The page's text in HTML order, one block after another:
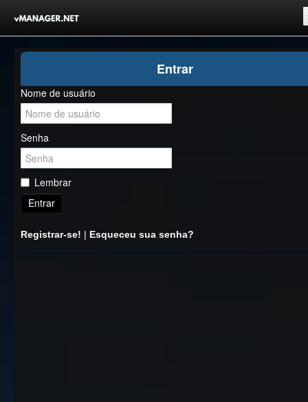
Competições
Comunidade
Notícias
Clubes Livres
Entrar
Nome de usuário
Senha
Lembrar
Entrar
Registrar-se! | Esqueceu sua senha?